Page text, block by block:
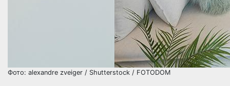
Фото: alexandre zveiger / Shutterstock / FOTODOM